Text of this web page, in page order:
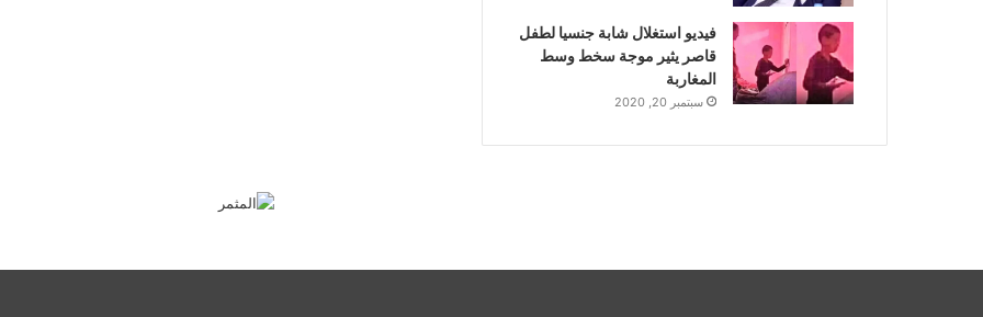
فيديو استغلال شابة جنسيا لطفل
قاصر يثير موجة سخط وسط
المغاربة
سبتمبر 20, 2020